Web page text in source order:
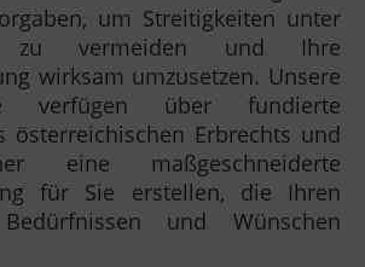
um Streitigkeiten unter
zu vermeiden und Ihre
wirksam umzusetzen. Unsere
verfügen über fundierte
österreichischen Erbrechts und
eine maßgeschneiderte
für Sie erstellen, die Ihren
und Wünschen